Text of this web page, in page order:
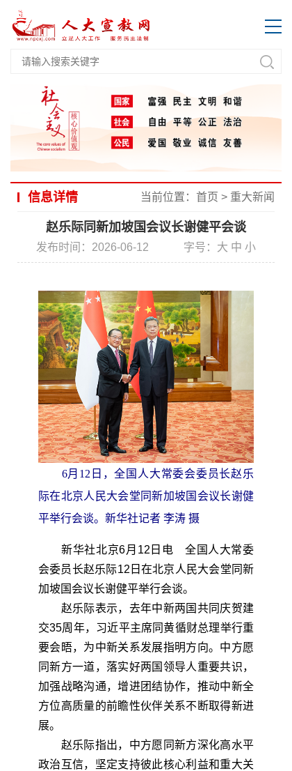
信息详情 当前位置： 首页 > 重大新闻
赵乐际同新加坡国会议长谢健平会谈
发布时间：2026-06-12 字号： 大 中 小
6月12日，全国人大常委会委员长赵乐
际在北京人民大会堂同新加坡国会议长谢健
平举行会谈。新华社记者 李涛 摄
新华社北京6月12日电 全国人大常委
会委员长赵乐际12日在北京人民大会堂同新
加坡国会议长谢健平举行会谈。
赵乐际表示，去年中新两国共同庆贺建
交35周年，习近平主席同黄循财总理举行重
要会晤，为中新关系发展指明方向。中方愿
同新方一道，落实好两国领导人重要共识，
加强战略沟通，增进团结协作，推动中新全
方位高质量的前瞻性伙伴关系不断取得新进
展。
赵乐际指出，中方愿同新方深化高水平
政治互信，坚定支持彼此核心利益和重大关